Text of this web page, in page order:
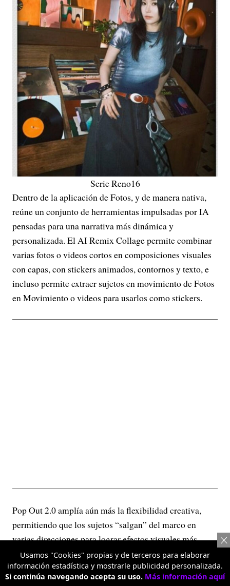
Serie Reno16
Dentro de la aplicación de Fotos, y de manera nativa,
reúne un conjunto de herramientas impulsadas por IA
pensadas para una narrativa más dinámica y
personalizada. El AI Remix Collage permite combinar
varias fotos o videos cortos en composiciones visuales
con capas, con stickers animados, contornos y texto, e
incluso permite extraer sujetos en movimiento de Fotos
en Movimiento o videos para usarlos como stickers.
Pop Out 2.0 amplía aún más la flexibilidad creativa,
permitiendo que los sujetos “salgan” del marco en
varias direcciones para lograr efectos visuales más
dinámicos.
Retrato con teleobjetivo 3.5X
Usamos "Cookies" propias y de terceros para elaborar
información estadística y mostrarle publicidad personalizada.
Si continúa navegando acepta su uso. Más información aquí